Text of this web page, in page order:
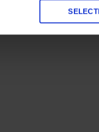
op de sneaker.